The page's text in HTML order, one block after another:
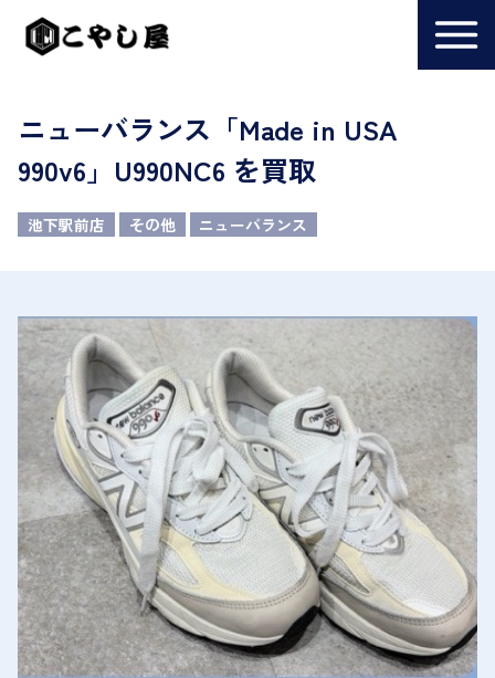
ニューバランス「Made in USA
990v6」U990NC6 を買取
池下駅前店 その他 ニューバランス